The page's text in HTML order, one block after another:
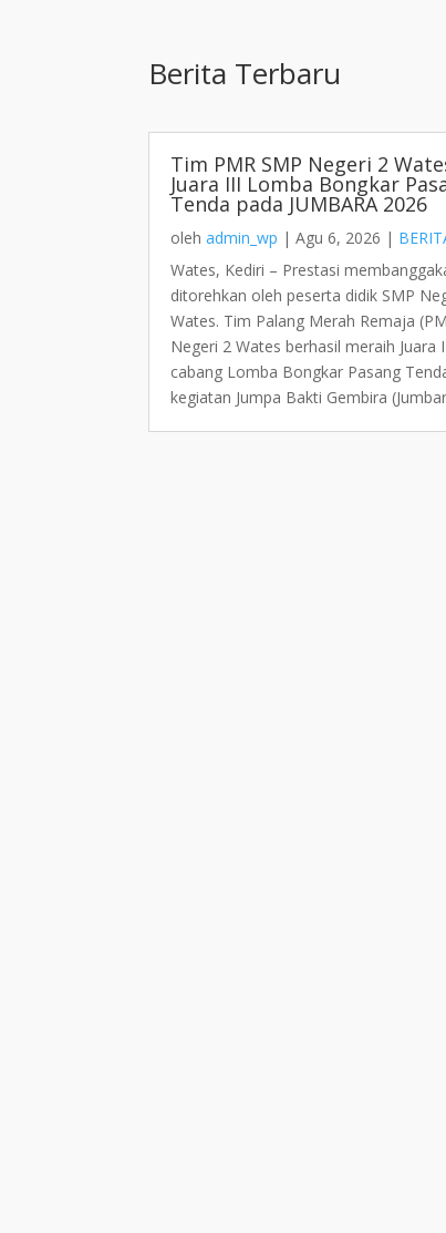
Berita Terbaru
Tim PMR SMP Negeri 2
Juara III Lomba Bongkar
Tenda pada JUMBARA 2026
olehadmin_wp |Agu 6, 2026 |
Wates, Kediri – Prestasi
ditorehkan oleh peserta didik SMP
Wates. Tim Palang Merah Remaja
Negeri 2 Wates berhasil meraih Juara
cabang Lomba Bongkar Pasang
kegiatan Jumpa Bakti Gembira